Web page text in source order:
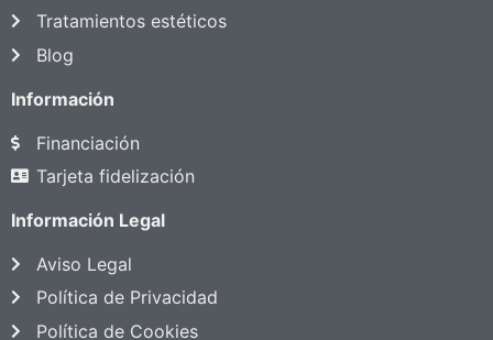
Tratamientos estéticos
Blog
Información
Financiación
Tarjeta fidelización
Información Legal
Aviso Legal
Política de Privacidad
Política de Cookies